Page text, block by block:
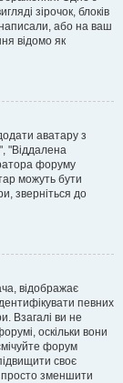
зірочок, блоків
написали, або на ваш
відомо як
аватару з
"Віддалена
форуму
можуть бути
зверніться до
відображає
певних
Взагалі ви не
оскільки вони
форум
своє
зменшити